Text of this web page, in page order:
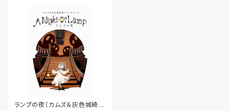
ランプの夜（カムズ＆灰色城綺譚